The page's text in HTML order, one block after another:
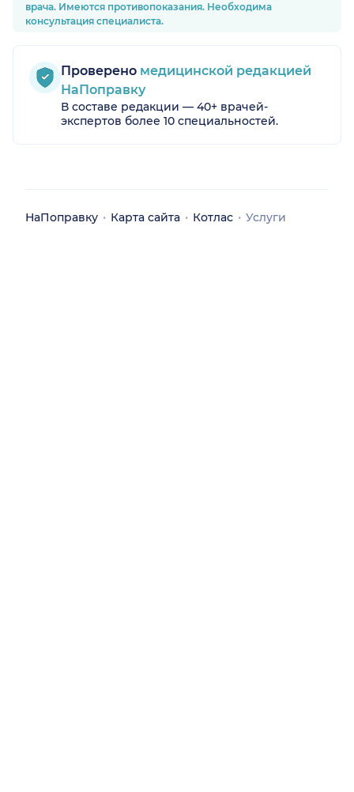
врача. Имеются противопоказания. Необходима
консультация специалиста.
Проверено медицинской редакцией
НаПоправку
В составе редакции — 40+ врачей-
экспертов более 10 специальностей.
НаПоправку Карта сайта Котлас Услуги